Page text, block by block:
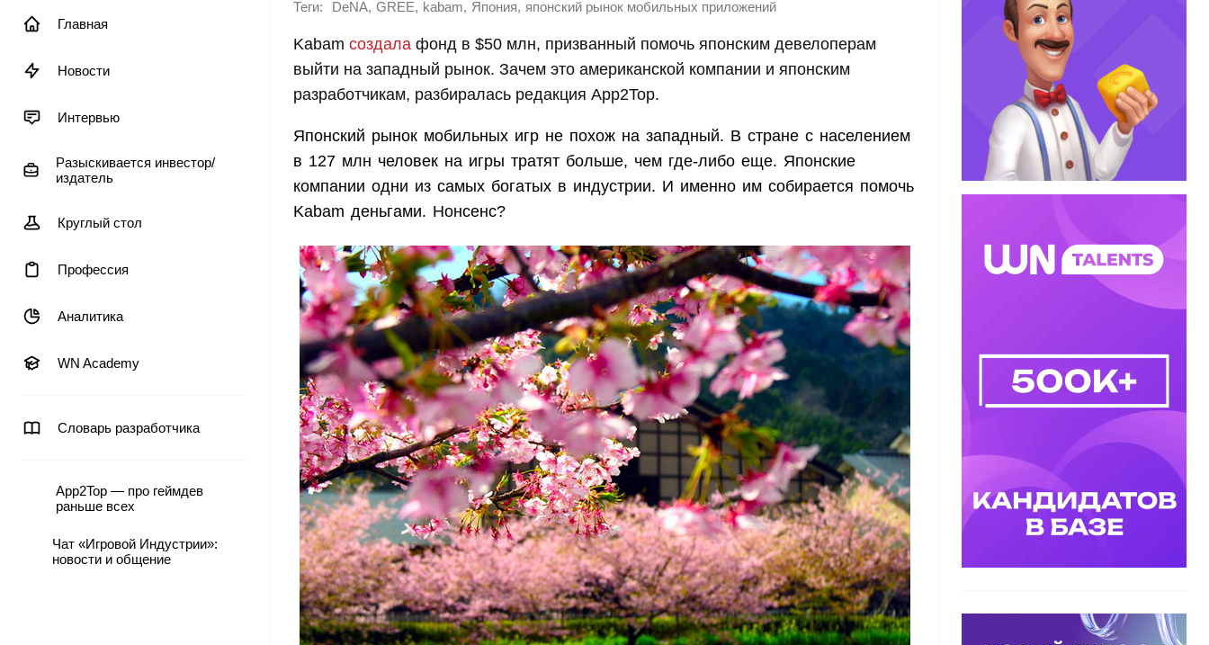
Главная
Новости
Интервью
Разыскивается инвестор/
издатель
Круглый стол
Профессия
Аналитика
WN Academy
Словарь разработчика
App2Top — про геймдев
раньше всех
Чат «Игровой Индустрии»:
новости и общение
Теги: DeNA, GREE, kabam, Япония, японский рынок мобильных приложений
Kabam создала фонд в $50 млн, призванный помочь японским девелоперам
выйти на западный рынок. Зачем это американской компании и японским
разработчикам, разбиралась редакция App2Top.
Японский рынок мобильных игр не похож на западный. В стране с населением
в 127 млн человек на игры тратят больше, чем где-либо еще. Японские
компании одни из самых богатых в индустрии. И именно им собирается помочь
Kabam деньгами. Нонсенс?